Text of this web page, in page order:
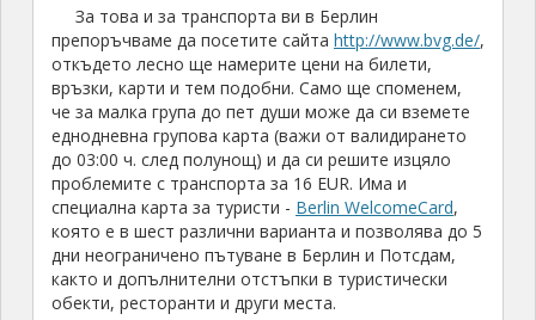
За това и за транспорта ви в Берлин
препоръчваме да посетите сайта http://www.bvg.de/,
откъдето лесно ще намерите цени на билети,
връзки, карти и тем подобни. Само ще споменем,
че за малка група до пет души може да си вземете
еднодневна групова карта (важи от валидирането
до 03:00 ч. след полунощ) и да си решите изцяло
проблемите с транспорта за 16 EUR. Има и
специална карта за туристи - Berlin WelcomeCard,
която е в шест различни варианта и позволява до 5
дни неограничено пътуване в Берлин и Потсдам,
както и допълнителни отстъпки в туристически
обекти, ресторанти и други места.